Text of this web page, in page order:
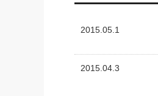
2015.05.1
2015.04.3